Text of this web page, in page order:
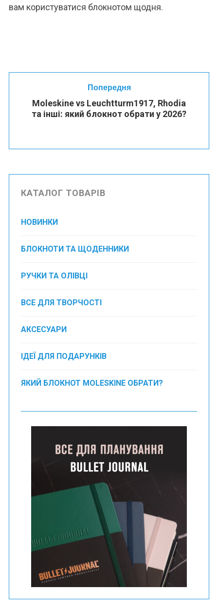
вам користуватися блокнотом щодня.
Попередня
Moleskine vs Leuchtturm1917, Rhodia
та інші: який блокнот обрати у 2026?
КАТАЛОГ ТОВАРІВ
НОВИНКИ
БЛОКНОТИ ТА ЩОДЕННИКИ
РУЧКИ ТА ОЛІВЦІ
ВСЕ ДЛЯ ТВОРЧОСТІ
АКСЕСУАРИ
ІДЕЇ ДЛЯ ПОДАРУНКІВ
ЯКИЙ БЛОКНОТ MOLESKINE ОБРАТИ?